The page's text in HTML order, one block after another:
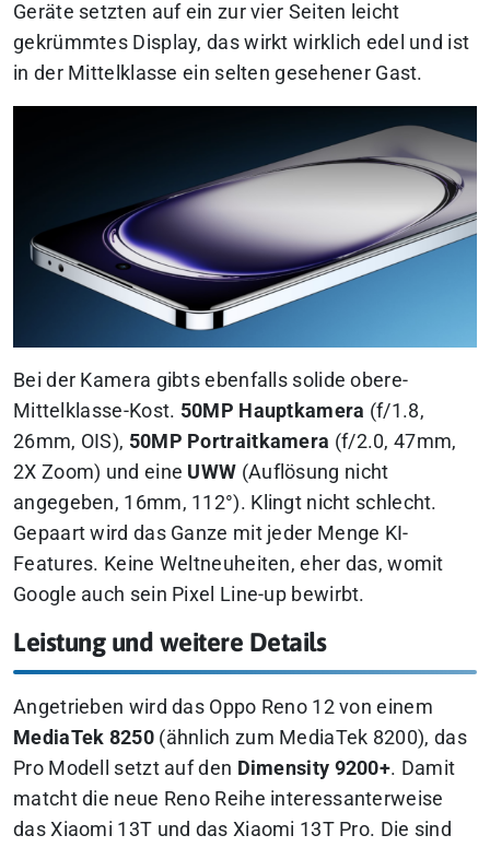
Geräte setzten auf ein zur vier Seiten leicht
gekrümmtes Display, das wirkt wirklich edel und ist
in der Mittelklasse ein selten gesehener Gast.
Bei der Kamera gibts ebenfalls solide obere-
Mittelklasse-Kost. 50MP Hauptkamera (f/1.8,
26mm, OIS), 50MP Portraitkamera (f/2.0, 47mm,
2X Zoom) und eine UWW (Auflösung nicht
angegeben, 16mm, 112°). Klingt nicht schlecht.
Gepaart wird das Ganze mit jeder Menge KI-
Features. Keine Weltneuheiten, eher das, womit
Google auch sein Pixel Line-up bewirbt.
Leistung und weitere Details
Angetrieben wird das Oppo Reno 12 von einem
MediaTek 8250 (ähnlich zum MediaTek 8200), das
Pro Modell setzt auf den Dimensity 9200+. Damit
matcht die neue Reno Reihe interessanterweise
das Xiaomi 13T und das Xiaomi 13T Pro. Die sind